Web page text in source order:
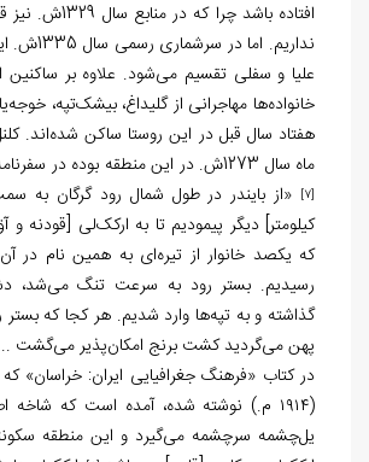
افتاده باشد چرا که
نداریم. اما
علیا و سفلی تقسیم می‌شود. علاوه بر ساکنین
خانواده‌ها مهاجرانی از گلیداغ، بیشک‌تپه،
هفتاد سال قبل در این روستا ساکن شده‌اند.
ماه سال 1273ش. در این منطقه بوده در سفرنامه خود آورده است:
[7]
کیلومتر] دیگر پیمودیم تا به ارکک‌لی [قودنه و
که یکصد خانوار از تیره‌ای به همین نام در
رسیدیم. بستر رود به سرعت تنگ
گذاشته و به تپه‌ها وارد شدیم. هر کجا که بستر
پهن می‌گردید کشت برنج امکان‌پذیر می‌گشت
(۱۹۱۴ م.) نوشته شده، آمده است که شاخه
یل‌چشمه سرچشمه می‌گیرد و این منطقه